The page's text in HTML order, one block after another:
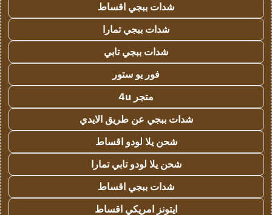
شدات ببجي اقساط
شدات ببجي تمارا
شدات ببجي تابي
فور يو ستور
متجر 4u
شدات ببجي عن طريق الايدي
شحن يلا لودو اقساط
شحن يلا لودو تابي تمارا
شدات ببجي اقساط
ايتونز امريكي اقساط